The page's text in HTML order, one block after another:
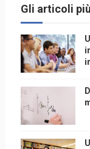
Gli articoli